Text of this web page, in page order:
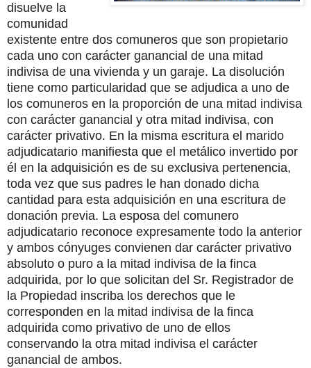
disuelve la
comunidad
existente entre dos comuneros que son propietario
cada uno con carácter ganancial de una mitad
indivisa de una vivienda y un garaje. La disolución
tiene como particularidad que se adjudica a uno de
los comuneros en la proporción de una mitad indivisa
con carácter ganancial y otra mitad indivisa, con
carácter privativo. En la misma escritura el marido
adjudicatario manifiesta que el metálico invertido por
él en la adquisición es de su exclusiva pertenencia,
toda vez que sus padres le han donado dicha
cantidad para esta adquisición en una escritura de
donación previa. La esposa del comunero
adjudicatario reconoce expresamente todo la anterior
y ambos cónyuges convienen dar carácter privativo
absoluto o puro a la mitad indivisa de la finca
adquirida, por lo que solicitan del Sr. Registrador de
la Propiedad inscriba los derechos que le
corresponden en la mitad indivisa de la finca
adquirida como privativo de uno de ellos
conservando la otra mitad indivisa el carácter
ganancial de ambos.